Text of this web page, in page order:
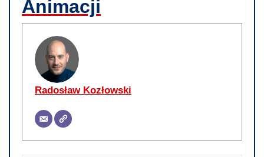
Animacji
Radosław Kozłowski